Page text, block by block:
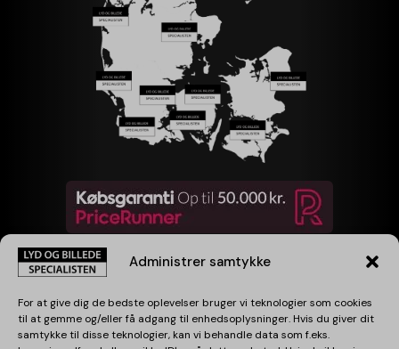
Administrer samtykke
For at give dig de bedste oplevelser bruger vi teknologier som cookies
til at gemme og/eller få adgang til enhedsoplysninger. Hvis du giver dit
samtykke til disse teknologier, kan vi behandle data som f.eks.
Følg os